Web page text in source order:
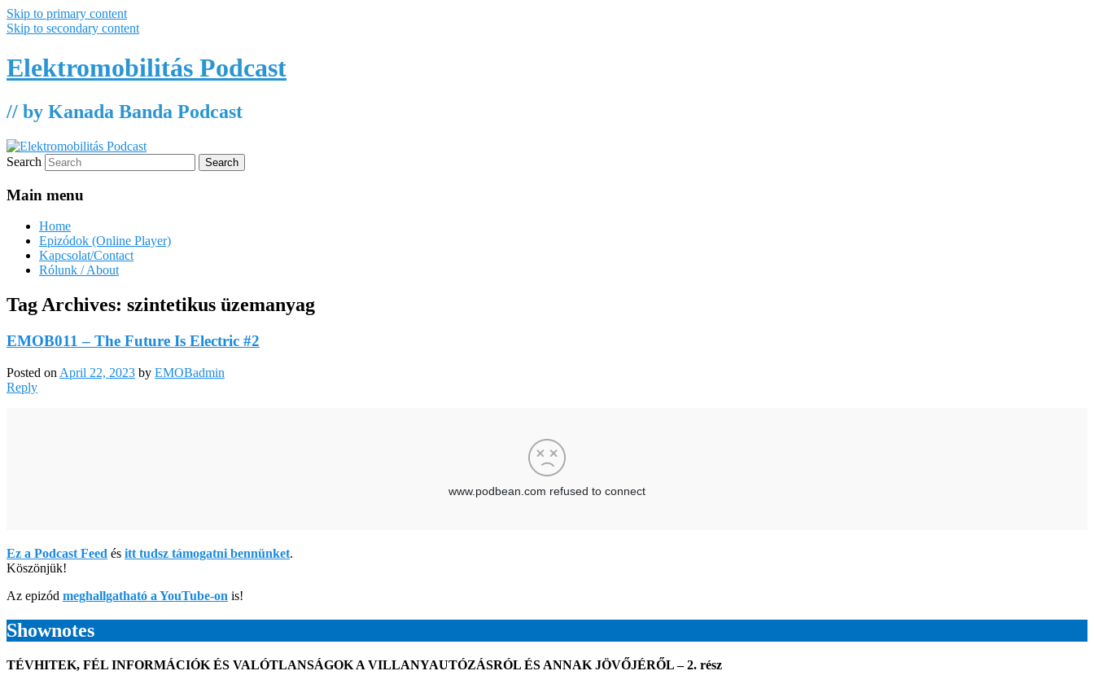
Skip to primary content
Skip to secondary content
Elektromobilitás Podcast
// by Kanada Banda Podcast
Search
Main menu
Home
Epizódok (Online Player)
Kapcsolat/Contact
Rólunk / About
Tag Archives: szintetikus üzemanyag
EMOB011 – The Future Is Electric #2
Posted on April 22, 2023 by EMOBadmin
Reply
Ez a Podcast Feed és itt tudsz támogatni bennünket.
Köszönjük!
Az epizód meghallgatható a YouTube-on is!
Shownotes
TÉVHITEK, FÉL INFORMÁCIÓK ÉS VALÓTLANSÁGOK A VILLANYAUTÓZÁSRÓL ÉS ANNAK JÖVŐJÉRŐL – 2. rész